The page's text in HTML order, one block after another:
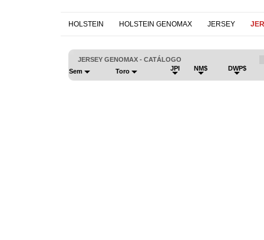
HOLSTEIN HOLSTEIN GENOMAX JERSEY
JERSEY GENOMAX - CATÁLOGO
Sem
Toro JPI NM$ DWP$